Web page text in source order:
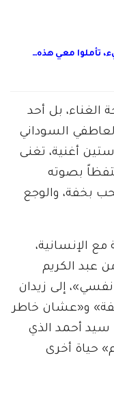
تأملوا معي هذه…
الغناء، بل أحد
السوداني
أغنية، تغنى
بصوته
بخفة، والوجع
مع الإنسانية،
عبد الكريم
إلى زيدان
و«عشان خاطر
أحمد الذي
حياة أخرى